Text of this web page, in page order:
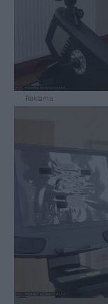
Reklama